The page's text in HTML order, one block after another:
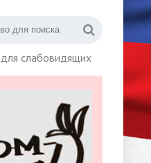
слабовидящих